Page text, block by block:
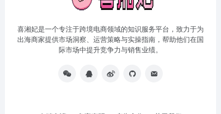
喜湘妃是一个专注于跨境电商领域的知识服务平台，致力于为
出海商家提供市场洞察、运营策略与实操指南，帮助他们在国
际市场中提升竞争力与销售业绩。